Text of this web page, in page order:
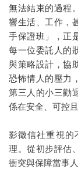
無法結束的過程
響生活、工作，
手保證班」，正
每一位委託人的
與策略設計，協
恐怖情人的壓力
第三人的小三勸
係在安全、可控
影徵信社重視的
理。從初步評估
衝突與保障當事